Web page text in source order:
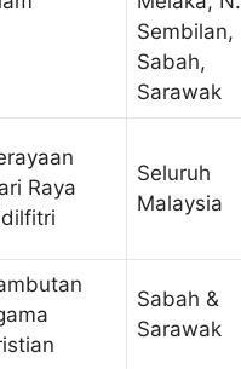
Sembilan,
Sabah,
Sarawak
Raya
Seluruh
Malaysia
Sabah &
Sarawak